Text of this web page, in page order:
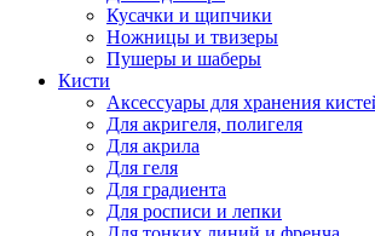
Кусачки и щипчики
Ножницы и твизеры
Пушеры и шаберы
Кисти
Аксессуары для хранения
Для акригеля, полигеля
Для акрила
Для геля
Для градиента
Для росписи и лепки